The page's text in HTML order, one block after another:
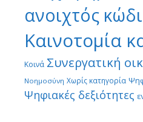
ανοιχτός
Καινοτομία
Κοινά Συνεργατική
Νοημοσύνη Χωρίς κατηγορία
Ψηφιακές δεξιότητες